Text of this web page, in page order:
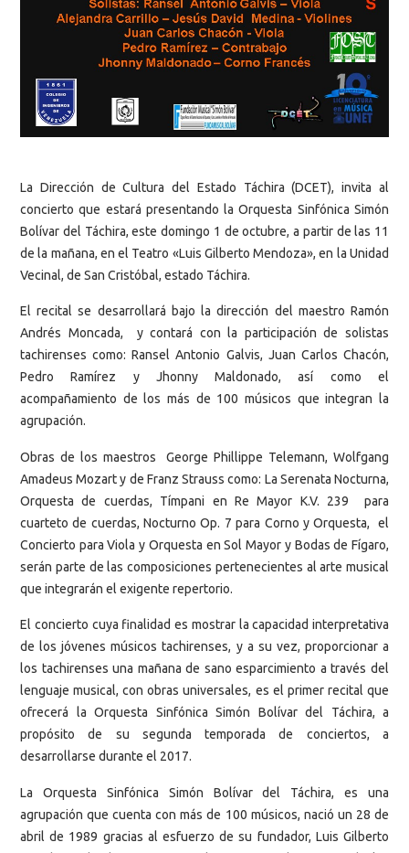
La Dirección de Cultura del Estado Táchira (DCET), invita al
concierto que estará presentando la Orquesta Sinfónica Simón
Bolívar del Táchira, este domingo 1 de octubre, a partir de las 11
de la mañana, en el Teatro «Luis Gilberto Mendoza», en la Unidad
Vecinal, de San Cristóbal, estado Táchira.
El recital se desarrollará bajo la dirección del maestro Ramón
Andrés Moncada, y contará con la participación de solistas
tachirenses como: Ransel Antonio Galvis, Juan Carlos Chacón,
Pedro Ramírez y Jhonny Maldonado, así como el
acompañamiento de los más de 100 músicos que integran la
agrupación.
Obras de los maestros George Phillippe Telemann, Wolfgang
Amadeus Mozart y de Franz Strauss como: La Serenata Nocturna,
Orquesta de cuerdas, Tímpani en Re Mayor K.V. 239 para
cuarteto de cuerdas, Nocturno Op. 7 para Corno y Orquesta, el
Concierto para Viola y Orquesta en Sol Mayor y Bodas de Fígaro,
serán parte de las composiciones pertenecientes al arte musical
que integrarán el exigente repertorio.
El concierto cuya finalidad es mostrar la capacidad interpretativa
de los jóvenes músicos tachirenses, y a su vez, proporcionar a
los tachirenses una mañana de sano esparcimiento a través del
lenguaje musical, con obras universales, es el primer recital que
ofrecerá la Orquesta Sinfónica Simón Bolívar del Táchira, a
propósito de su segunda temporada de conciertos, a
desarrollarse durante el 2017.
La Orquesta Sinfónica Simón Bolívar del Táchira, es una
agrupación que cuenta con más de 100 músicos, nació un 28 de
abril de 1989 gracias al esfuerzo de su fundador, Luis Gilberto